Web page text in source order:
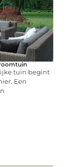
tuin begint
Een